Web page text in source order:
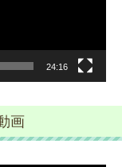
24:16
画